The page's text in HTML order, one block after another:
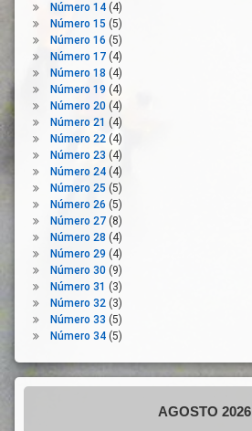
Teletrabajadores
Teletrabajo
Tiempo
De
Trabajo
Tiempo
Libre
Trabajadores
UGT
Unión
Europea
Número 14(4)
Número 15 (5)
Número 16 (5)
Número 17(4)
Número 18 (4)
Número 19 (4)
Número 20(4)
Número 21 (4)
Número 22(4)
Número 23 (4)
Número 24(4)
Número 25 (5)
Número 26 (5)
Número 27(8)
Número 28 (4)
Número 29 (4)
Número 30(9)
Número 31 (3)
Número 32(3)
Número 33 (5)
Número 34(5)
AGOSTO 2026